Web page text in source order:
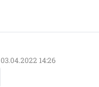
03.04.2022 14:26